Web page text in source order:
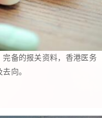
备的报关资料，香港医务
向。